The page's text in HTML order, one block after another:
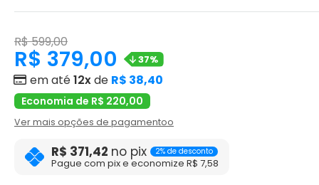
R$ 599,00
R$ 379,00 37%
em até12xde R$ 38,40
Economia de R$ 220,00
Ver mais opções de pagamentoo
R$ 371,42 no pix 2% de desconto
Pague com pix e economize R$ 7,58